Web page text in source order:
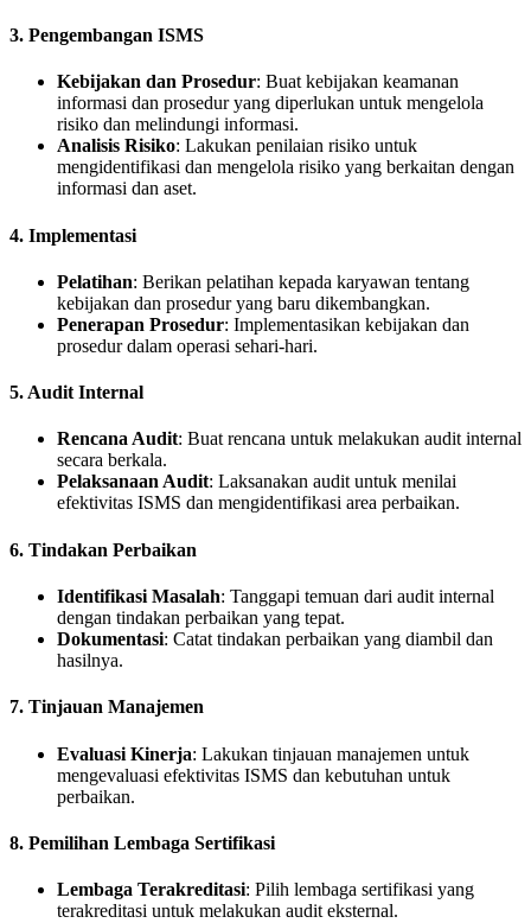
3. Pengembangan ISMS
Kebijakan dan Prosedur: Buat kebijakan keamanan
informasi dan prosedur yang diperlukan untuk mengelola
risiko dan melindungi informasi.
Analisis Risiko: Lakukan penilaian risiko untuk
mengidentifikasi dan mengelola risiko yang berkaitan dengan
informasi dan aset.
4. Implementasi
Pelatihan: Berikan pelatihan kepada karyawan tentang
kebijakan dan prosedur yang baru dikembangkan.
Penerapan Prosedur: Implementasikan kebijakan dan
prosedur dalam operasi sehari-hari.
5. Audit Internal
Rencana Audit: Buat rencana untuk melakukan audit internal
secara berkala.
Pelaksanaan Audit: Laksanakan audit untuk menilai
efektivitas ISMS dan mengidentifikasi area perbaikan.
6. Tindakan Perbaikan
Identifikasi Masalah: Tanggapi temuan dari audit internal
dengan tindakan perbaikan yang tepat.
Dokumentasi: Catat tindakan perbaikan yang diambil dan
hasilnya.
7. Tinjauan Manajemen
Evaluasi Kinerja: Lakukan tinjauan manajemen untuk
mengevaluasi efektivitas ISMS dan kebutuhan untuk
perbaikan.
8. Pemilihan Lembaga Sertifikasi
Lembaga Terakreditasi: Pilih lembaga sertifikasi yang
terakreditasi untuk melakukan audit eksternal.